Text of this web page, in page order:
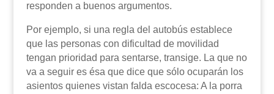
responden a buenos argumentos.
Por ejemplo, si una regla del autobús establece
que las personas con dificultad de movilidad
tengan prioridad para sentarse, transige. La que no
va a seguir es ésa que dice que sólo ocuparán los
asientos quienes vistan falda escocesa: A la porra